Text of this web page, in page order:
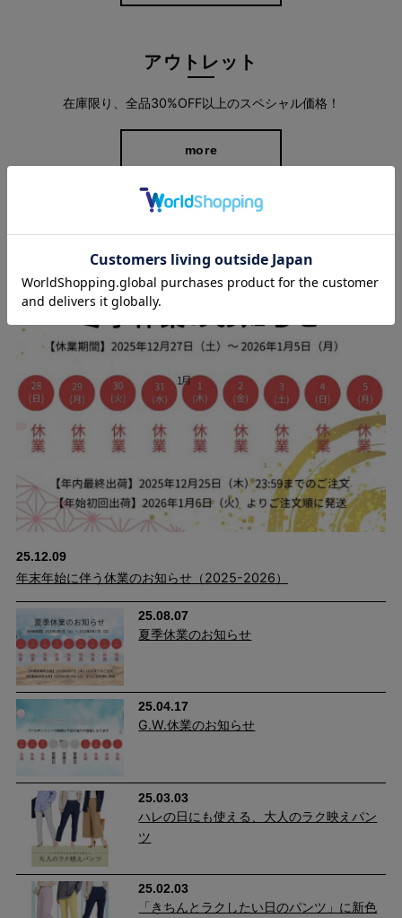
双糸の生地で仕立てたパンツは、双糸特有の“なめらかさ”と“ツヤ
感”が最大の魅力。 きめ細かく上品な表情で、どんなシーンでも
季節もシーンも選ばずはけて快適が続く、頼もしいパンツです。
優れたストレッチ性
伸縮性があり、窮屈感を感じさせない快適仕様。 ウエスト総ゴム
＆生地自体にストレッチが効いているからグーンと伸びて穿き心
地がとっても快適。 2本の糸を撚り合わせて1本の糸にした双糸だ
から、生地の強度もアップしています。 たくさん歩くお買い物に
アウトレット
在庫限り、全品30%OFF以上のスペシャル価格！
more
25.12.09
年末年始に伴う休業のお知らせ（2025-2026）
25.08.07
夏季休業のお知らせ
25.04.17
G.W.休業のお知らせ
25.03.03
ハレの日にも使える、大人のラク映えパン
ツ
25.02.03
「きちんとラクしたい日のパンツ」に新色